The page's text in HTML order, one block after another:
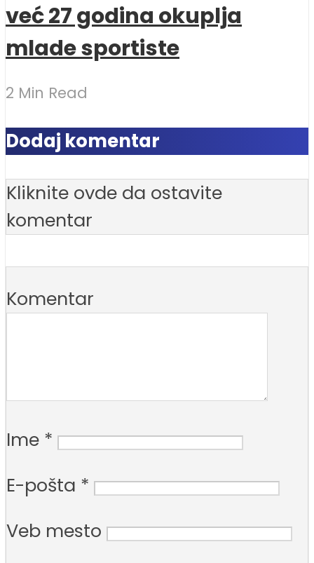
već 27 godina okuplja
mlade sportiste
2 Min Read
Dodaj komentar
Kliknite ovde da ostavite
komentar
Komentar
Ime *
E-pošta *
Veb mesto